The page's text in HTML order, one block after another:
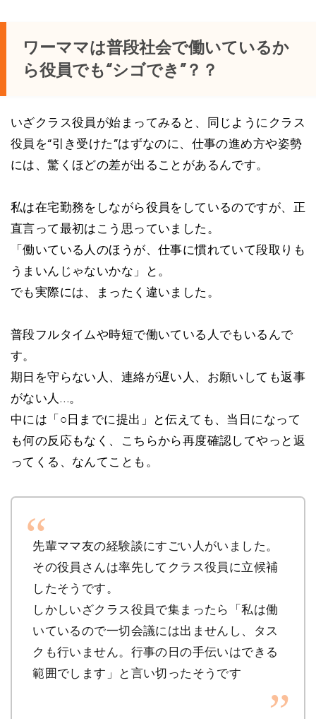
ワーママは普段社会で働いているか
ら役員でも“シゴでき”？？
いざクラス役員が始まってみると、同じようにクラス
役員を“引き受けた”はずなのに、仕事の進め方や姿勢
には、驚くほどの差が出ることがあるんです。
私は在宅勤務をしながら役員をしているのですが、正
直言って最初はこう思っていました。
「働いている人のほうが、仕事に慣れていて段取りも
うまいんじゃないかな」と。
でも実際には、まったく違いました。
普段フルタイムや時短で働いている人でもいるんで
す。
期日を守らない人、連絡が遅い人、お願いしても返事
がない人…。
中には「○日までに提出」と伝えても、当日になって
も何の反応もなく、こちらから再度確認してやっと返
ってくる、なんてことも。
先輩ママ友の経験談にすごい人がいました。
その役員さんは率先してクラス役員に立候補
したそうです。
しかしいざクラス役員で集まったら「私は働
いているので一切会議には出ませんし、タス
クも行いません。行事の日の手伝いはできる
範囲でします」と言い切ったそうです